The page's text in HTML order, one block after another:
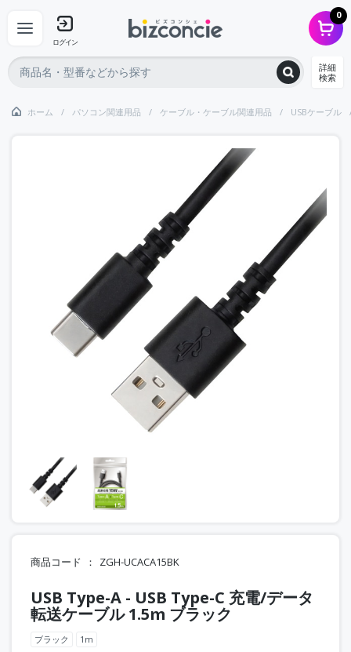
ログイン
0
詳細
検索
ホーム パソコン関連用品 ケーブル・ケーブル関連用品 USBケーブル
商品コード ZGH-UCACA15BK
USB Type-A - USB Type-C 充電/データ
転送ケーブル 1.5m ブラック
ブラック 1m